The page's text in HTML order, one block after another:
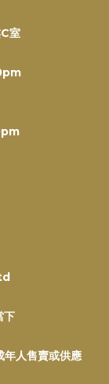
室
年人售賣或供應